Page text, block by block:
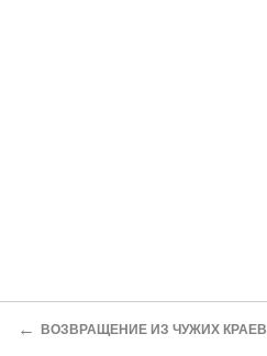
← ВОЗВРАЩЕНИЕ ИЗ ЧУЖИХ КРАЕВ